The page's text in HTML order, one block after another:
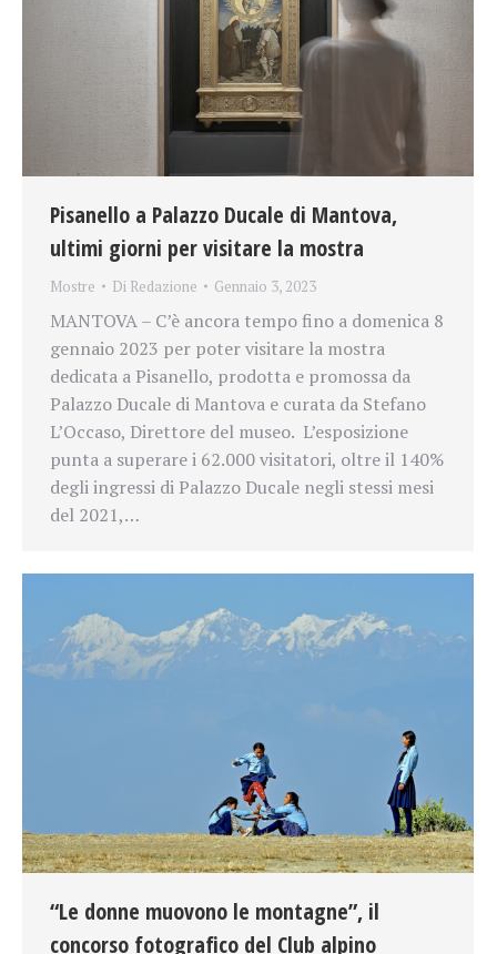
Pisanello a Palazzo Ducale di Mantova,
ultimi giorni per visitare la mostra
Mostre Di Redazione Gennaio 3, 2023
MANTOVA – C’è ancora tempo fino a domenica 8
gennaio 2023 per poter visitare la mostra
dedicata a Pisanello, prodotta e promossa da
Palazzo Ducale di Mantova e curata da Stefano
L’Occaso, Direttore del museo. L’esposizione
punta a superare i 62.000 visitatori, oltre il 140%
degli ingressi di Palazzo Ducale negli stessi mesi
del 2021,…
“Le donne muovono le montagne”, il
concorso fotografico del Club alpino